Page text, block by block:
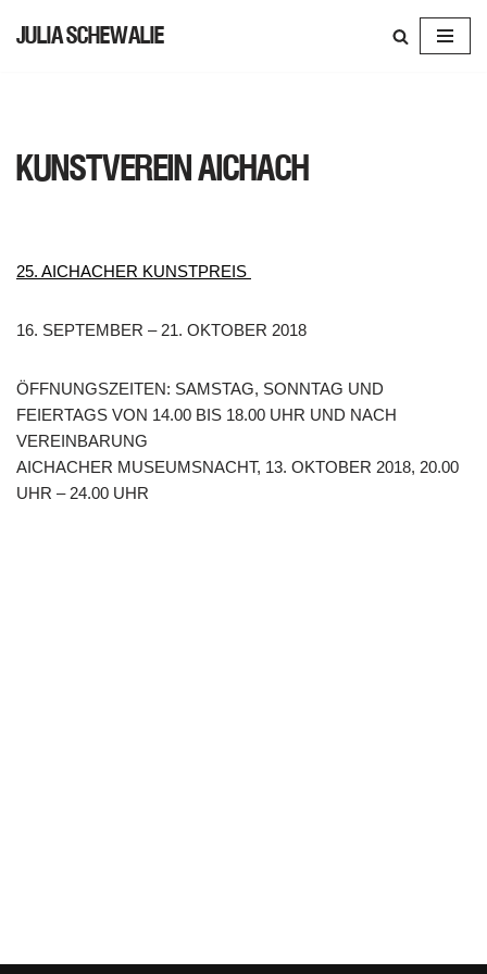
JULIA SCHEWALIE
KUNSTVEREIN AICHACH
25. AICHACHER KUNSTPREIS
16. SEPTEMBER – 21. OKTOBER 2018
ÖFFNUNGSZEITEN: SAMSTAG, SONNTAG UND
FEIERTAGS VON 14.00 BIS 18.00 UHR UND NACH
VEREINBARUNG
AICHACHER MUSEUMSNACHT, 13. OKTOBER 2018, 20.00
UHR – 24.00 UHR